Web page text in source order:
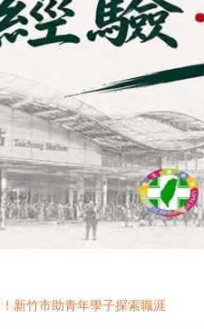
新竹市助青年學子探索職涯